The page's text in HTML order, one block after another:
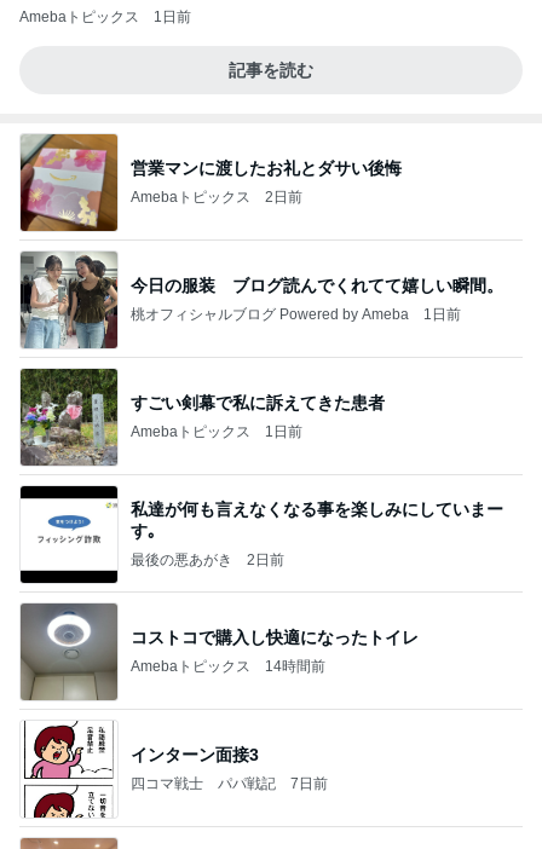
Amebaトピックス 1日前
記事を読む
営業マンに渡したお礼とダサい後悔
Amebaトピックス 2日前
今日の服装 ブログ読んでくれてて嬉しい瞬間。
桃オフィシャルブログ Powered by Ameba 1日前
すごい剣幕で私に訴えてきた患者
Amebaトピックス 1日前
私達が何も言えなくなる事を楽しみにしていまー
す｡
最後の悪あがき 2日前
コストコで購入し快適になったトイレ
Amebaトピックス 14時間前
インターン面接3
四コマ戦士 パパ戦記 7日前